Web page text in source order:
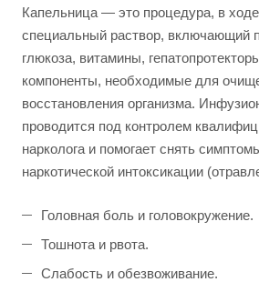
Капельница — это процедура, в ходе
специальный раствор, включающий
глюкоза, витамины,
компоненты, необходимые для
восстановления организма.
проводится под контролем
нарколога и помогает снять
наркотической интоксикации
Головная боль и головокружение.
Тошнота и рвота.
Слабость и обезвоживание.